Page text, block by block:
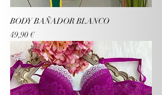
BODY BAÑADOR BLANCO
Precio
49,90 €